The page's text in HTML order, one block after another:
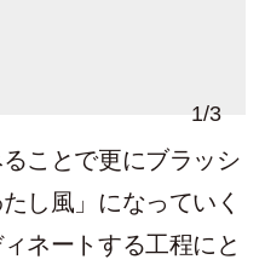
1/3
ことで更にブラッシ
し風」になっていく
ネートする工程にと